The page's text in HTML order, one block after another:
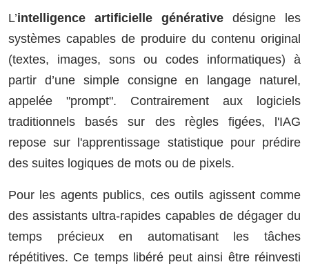
L’intelligence artificielle générative désigne les
systèmes capables de produire du contenu original
(textes, images, sons ou codes informatiques) à
partir d’une simple consigne en langage naturel,
appelée "prompt". Contrairement aux logiciels
traditionnels basés sur des règles figées, l'IAG
repose sur l'apprentissage statistique pour prédire
des suites logiques de mots ou de pixels.
Pour les agents publics, ces outils agissent comme
des assistants ultra-rapides capables de dégager du
temps précieux en automatisant les tâches
répétitives. Ce temps libéré peut ainsi être réinvesti